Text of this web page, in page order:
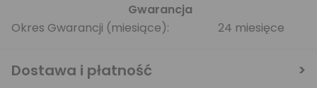
Gwarancja
Okres Gwarancji (miesiące):
24 miesięce
Dostawa i płatność